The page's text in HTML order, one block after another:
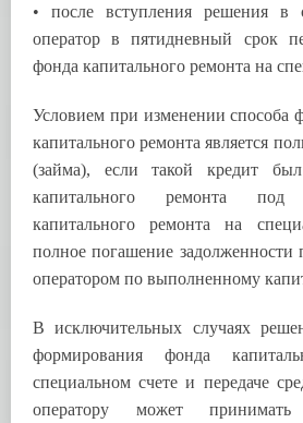
• после вступления решения в
оператор в пятидневный срок
фонда капитального ремонта на
Условием при изменении способа
капитального ремонта является
(займа), если такой кредит
капитального ремонта под
капитального ремонта на
полное погашение задолженности
оператором по выполненному
В исключительных случаях
формирования фонда
специальном счете и передаче
оператору может